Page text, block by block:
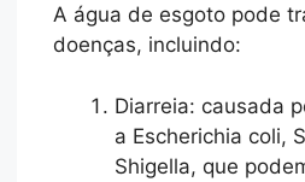
A água de esgoto pode
doenças, incluindo:
Diarreia: causada
a Escherichia coli,
Shigella, que